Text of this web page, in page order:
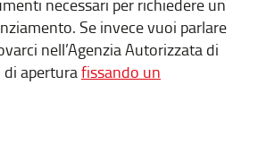
necessari per richiedere un
Se invece vuoi parlare
nell’Agenzia Autorizzata di
di aperturafissando un